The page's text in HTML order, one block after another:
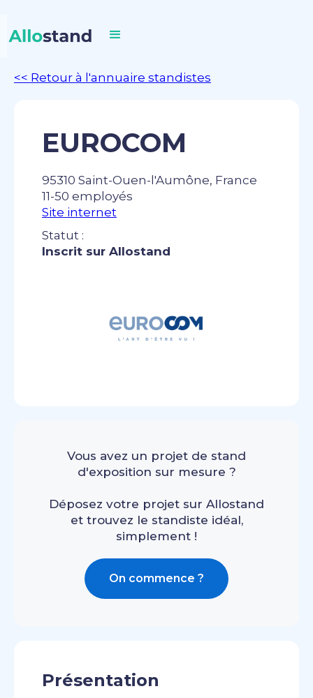
<< Retour à l'annuaire standistes
EUROCOM
95310 Saint-Ouen-l'Aumône, France
11-50 employés
Site internet
Statut :
Inscrit sur Allostand
Vous avez un projet de stand
d'exposition sur mesure ?
Déposez votre projet sur Allostand
et trouvez le standiste idéal,
simplement !
On commence ?
Présentation